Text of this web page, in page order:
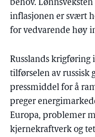
behov.
inflasjonen er svært
for vedvarende høy
Russlands krigføring
tilførselen av russisk
pressmiddel for å
preger
Europa, problemer
kjernekraftverk og